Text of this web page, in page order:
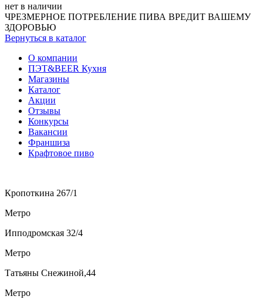
нет в наличии
ЧРЕЗМЕРНОЕ ПОТРЕБЛЕНИЕ ПИВА ВРЕДИТ ВАШЕМУ
ЗДОРОВЬЮ
Вернуться в каталог
О компании
ПЭТ&BEER Кухня
Магазины
Каталог
Акции
Отзывы
Конкурсы
Вакансии
Франшиза
Крафтовое пиво
Кропоткина 267/1
Метро
Ипподромская 32/4
Метро
Татьяны Снежиной,44
Метро